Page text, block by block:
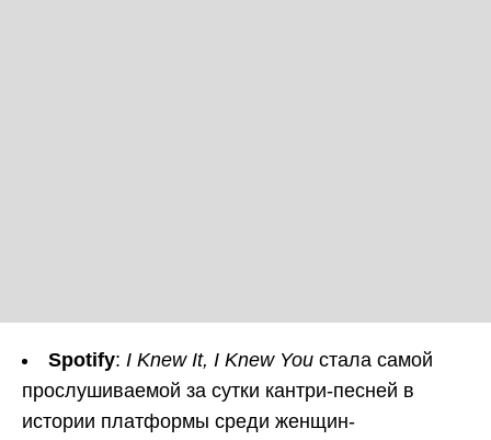
Spotify: I Knew It, I Knew You стала самой
прослушиваемой за сутки кантри-песней в
истории платформы среди женщин-